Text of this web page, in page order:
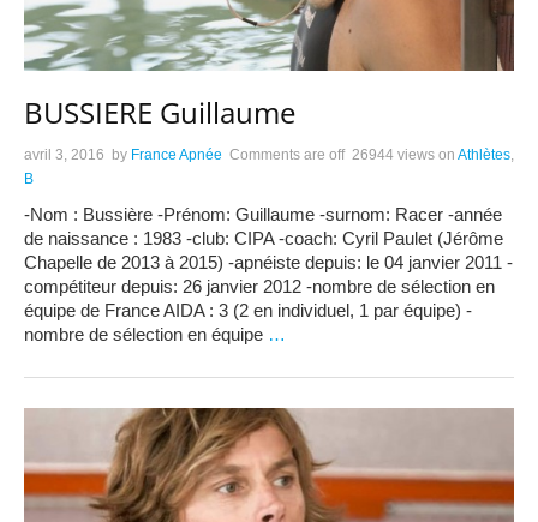
BUSSIERE Guillaume
avril 3, 2016 by France Apnée Comments are off 26944 views on Athlètes
B
-Nom : Bussière -Prénom: Guillaume -surnom: Racer -année
de naissance : 1983 -club: CIPA -coach: Cyril Paulet (Jérôme
Chapelle de 2013 à 2015) -apnéiste depuis: le 04 janvier 2011 -
compétiteur depuis: 26 janvier 2012 -nombre de sélection en
équipe de France AIDA : 3 (2 en individuel, 1 par équipe) -
nombre de sélection en équipe …